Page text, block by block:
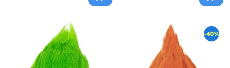
-40%